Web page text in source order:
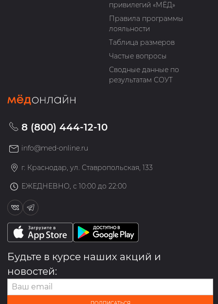
привилегий «МЁД»
Правила программы
лояльности
Таблица размеров
Частые вопросы
Сводные данные по
результатам СОУТ
8 (800) 444-12-10
info@med-online.ru
г. Краснодар, ул. Ставропольская, 133
ЕЖЕДНЕВНО, с 10:00 до 22:00
Будьте в курсе наших акций и
новостей: